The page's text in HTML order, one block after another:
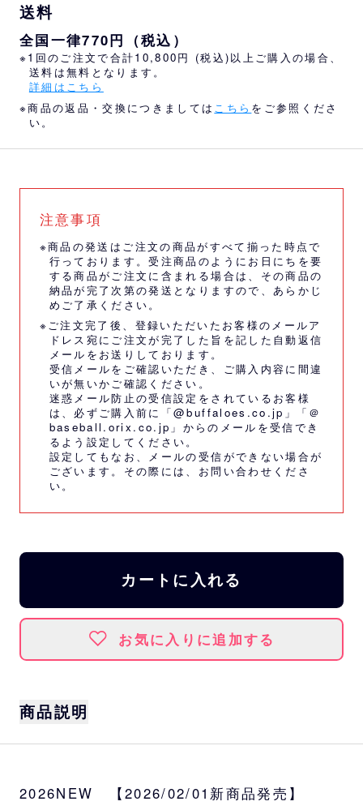
送料
全国一律770円（税込）
※1回のご注文で合計10,800円 (税込)以上ご購入の場合、
送料は無料となります。
詳細はこちら
※商品の返品・交換につきましては こちら をご参照くださ
い。
注意事項
※商品の発送はご注文の商品がすべて揃った時点で
行っております。受注商品のようにお日にちを要
する商品がご注文に含まれる場合は、その商品の
納品が完了次第の発送となりますので、あらかじ
めご了承ください。
※ご注文完了後、登録いただいたお客様のメールア
ドレス宛にご注文が完了した旨を記した自動返信
メールをお送りしております。
受信メールをご確認いただき、ご購入内容に間違
いが無いかご確認ください。
迷惑メール防止の受信設定をされているお客様
は、必ずご購入前に「@buffaloes.co.jp」「＠
baseball.orix.co.jp」からのメールを受信でき
るよう設定してください。
設定してもなお、メールの受信ができない場合が
ございます。その際には、 お問い合わせくださ
い。
カートに入れる
お気に入りに追加する
商品説明
能なモデル「9FIFTY」。
2026NEW 【2026/02/01新商品発売】